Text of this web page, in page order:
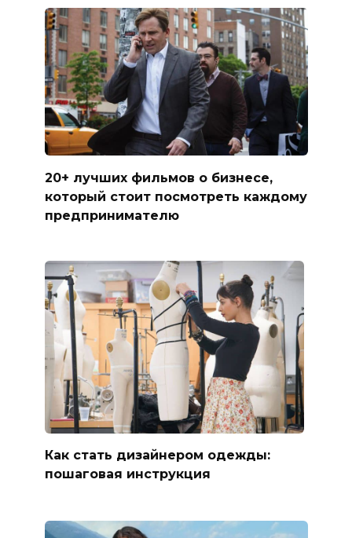
20+ лучших фильмов о бизнесе,
который стоит посмотреть каждому
предпринимателю
Как стать дизайнером одежды:
пошаговая инструкция